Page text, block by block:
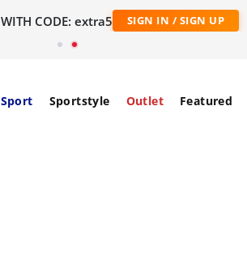
WITH CODE: extra5 SIGN IN / SIGN UP
Sport Sportstyle Outlet Featured